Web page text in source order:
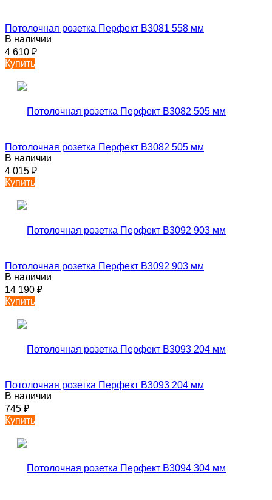
Потолочная розетка Перфект B3081 558 мм
В наличии
4 610 ₽
Купить
Потолочная розетка Перфект B3082 505 мм
В наличии
4 015 ₽
Купить
Потолочная розетка Перфект B3092 903 мм
В наличии
14 190 ₽
Купить
Потолочная розетка Перфект B3093 204 мм
В наличии
745 ₽
Купить